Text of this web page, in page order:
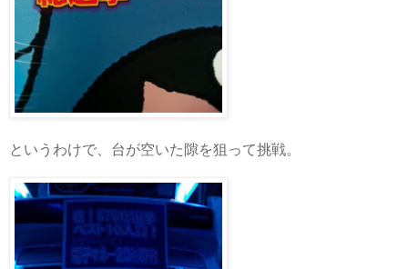
というわけで、台が空いた隙を狙って挑戦。